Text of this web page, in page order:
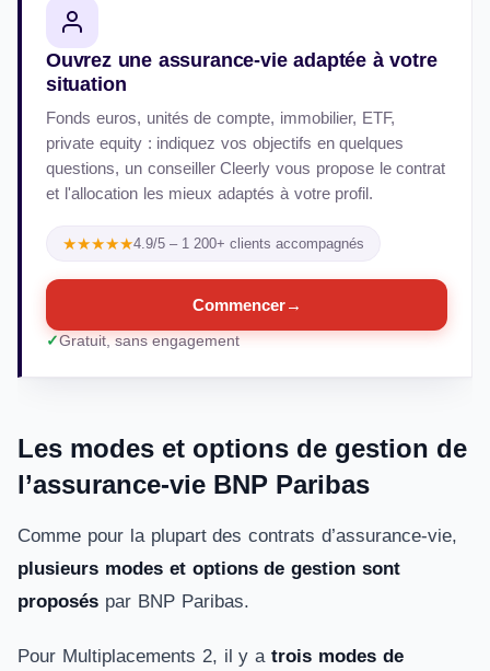
Ouvrez une assurance-vie adaptée à votre
situation
Fonds euros, unités de compte, immobilier, ETF,
private equity : indiquez vos objectifs en quelques
questions, un conseiller Cleerly vous propose le contrat
et l'allocation les mieux adaptés à votre profil.
★★★★★4.9/5 – 1 200+ clients accompagnés
Commencer→
Gratuit, sans engagement
Les modes et options de gestion de
l’assurance-vie BNP Paribas
Comme pour la plupart des contrats d’assurance-vie,
plusieurs modes et options de gestion sont
proposés par BNP Paribas.
Pour Multiplacements 2, il y atrois modes de